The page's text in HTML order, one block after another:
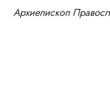
Архиепископ